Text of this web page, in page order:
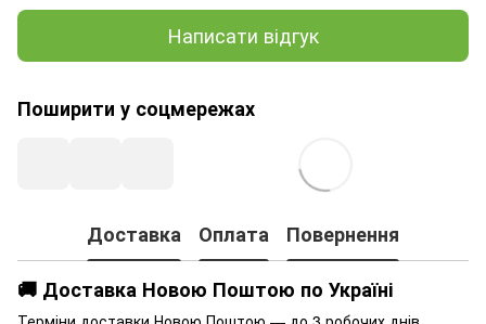
Написати відгук
Поширити у соцмережах
Доставка Оплата
Повернення
🚚 Доставка Новою Поштою по Україні